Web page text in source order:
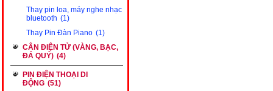
Thay pin loa, máy nghe nhạc
bluetooth (1)
Thay Pin Đàn Piano (1)
CÂN ĐIỆN TỬ (VÀNG, BẠC,
ĐÁ QUÝ) (4)
PIN ĐIỆN THOẠI DI
ĐỘNG (51)